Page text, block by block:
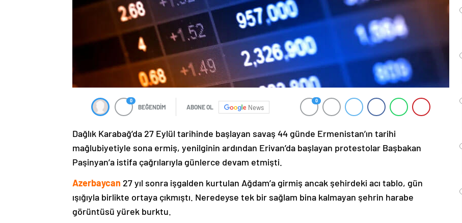
0
BEĞENDİM ABONE OL News
0
Dağlık Karabağ’da 27 Eylül tarihinde başlayan savaş 44 günde Ermenistan’ın tarihi
mağlubiyetiyle sona ermiş, yenilginin ardından Erivan’da başlayan protestolar Başbakan
Paşinyan’a istifa çağrılarıyla günlerce devam etmişti.
Azerbaycan 27 yıl sonra işgalden kurtulan Ağdam’a girmiş ancak şehirdeki acı tablo, gün
ışığıyla birlikte ortaya çıkmıştı. Neredeyse tek bir sağlam bina kalmayan şehrin harabe
görüntüsü yürek burktu.